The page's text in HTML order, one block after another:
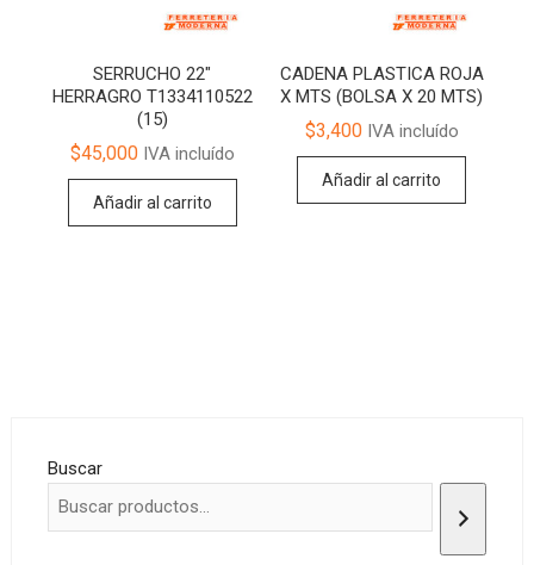
SERRUCHO 22″
HERRAGRO T1334110522
(15)
$45,000IVA incluído
Añadir al carrito
CADENA PLASTICA ROJA
X MTS (BOLSA X 20 MTS)
$3,400IVA incluído
Añadir al carrito
Buscar